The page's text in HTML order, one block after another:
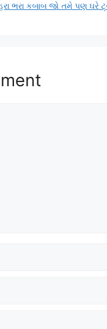
ભરા કબાબ જો તમે પણ ઘરે